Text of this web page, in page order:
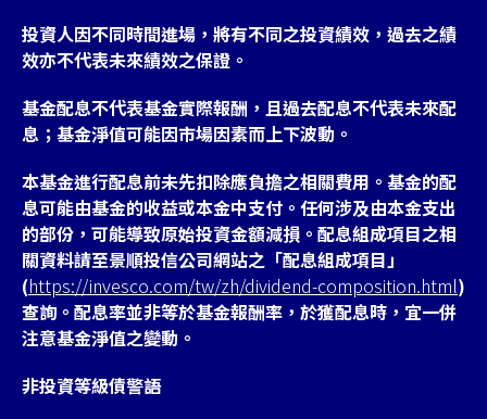
投資人因不同時間進場，將有不同之投資績效，過去之績
效亦不代表未來績效之保證。
基金配息不代表基金實際報酬，且過去配息不代表未來配
息；基金淨值可能因市場因素而上下波動。
本基金進行配息前未先扣除應負擔之相關費用。基金的配
息可能由基金的收益或本金中支付。任何涉及由本金支出
的部份，可能導致原始投資金額減損。配息組成項目之相
關資料請至景順投信公司網站之「配息組成項目」
(https://invesco.com/tw/zh/dividend-composition.html)
查詢。配息率並非等於基金報酬率，於獲配息時，宜一併
注意基金淨值之變動。
非投資等級債警語